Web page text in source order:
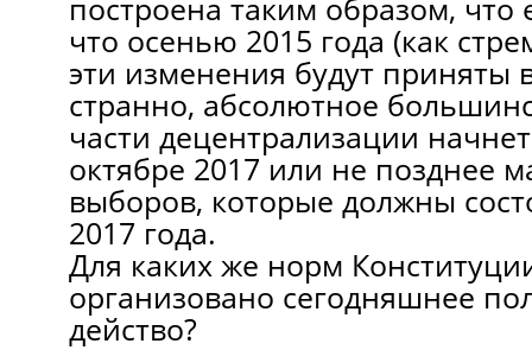
построена таким образом, что
что осенью 2015 года (как
эти изменения будут приняты
странно, абсолютное
части децентрализации
октябре 2017 или не позднее
выборов, которые должны
2017 года.
Для каких же норм
организовано сегодняшнее
действо?